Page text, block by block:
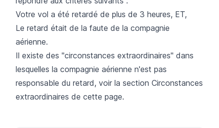
Votre vol a été retardé de plus de 3 heures, ET,
Le retard était de la faute de la compagnie
aérienne.
Il existe des "circonstances extraordinaires" dans
lesquelles la compagnie aérienne n'est pas
responsable du retard, voir la section Circonstances
extraordinaires de cette page.